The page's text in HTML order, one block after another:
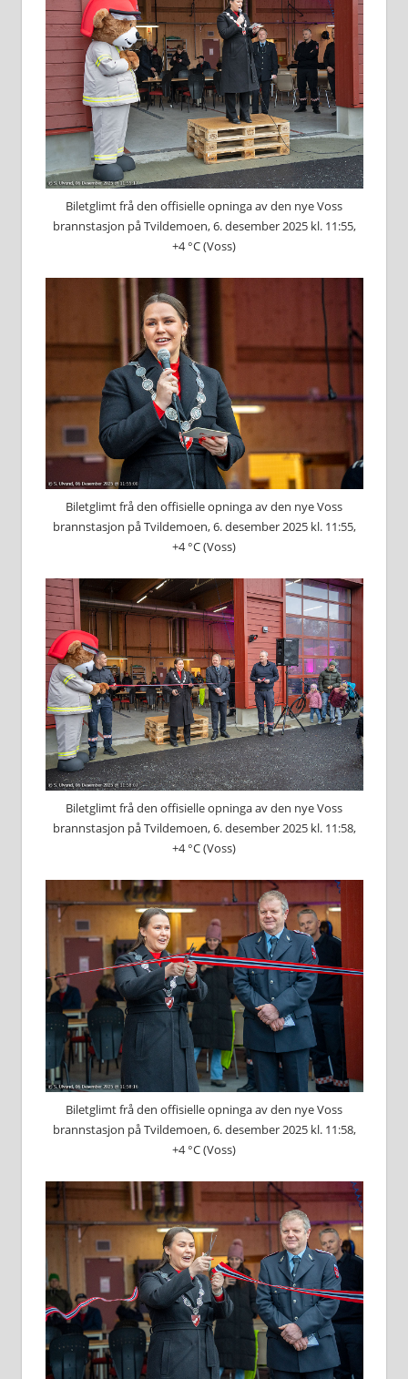
Biletglimt frå den offisielle opninga av den nye Voss
brannstasjon på Tvildemoen, 6. desember 2025 kl. 11:55,
+4 °C (Voss)
Biletglimt frå den offisielle opninga av den nye Voss
brannstasjon på Tvildemoen, 6. desember 2025 kl. 11:55,
+4 °C (Voss)
Biletglimt frå den offisielle opninga av den nye Voss
brannstasjon på Tvildemoen, 6. desember 2025 kl. 11:58,
+4 °C (Voss)
Biletglimt frå den offisielle opninga av den nye Voss
brannstasjon på Tvildemoen, 6. desember 2025 kl. 11:58,
+4 °C (Voss)